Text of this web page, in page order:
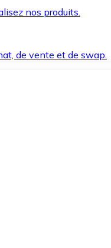
nos produits.
de vente et de swap.